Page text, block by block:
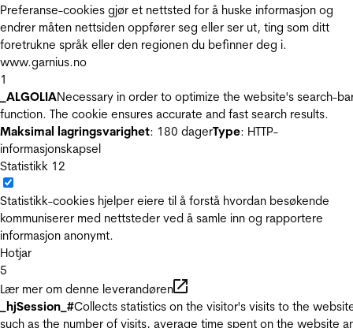
Preferanse-cookies gjør et nettsted for å huske informasjon og
endrer måten nettsiden oppfører seg eller ser ut, ting som ditt
foretrukne språk eller den regionen du befinner deg i.
www.garnius.no
1
_ALGOLIANecessary in order to optimize the website's search-
function. The cookie ensures accurate and fast search results.
Maksimal lagringsvarighet: 180 dagerType: HTTP-
informasjonskapsel
Statistikk 12
Statistikk-cookies hjelper eiere til å forstå hvordan besøkende
kommuniserer med nettsteder ved å samle inn og rapportere
informasjon anonymt.
Hotjar
5
Lær mer om denne leverandøren
_hjSession_#Collects statistics on the visitor's visits to the
such as the number of visits, average time spent on the website